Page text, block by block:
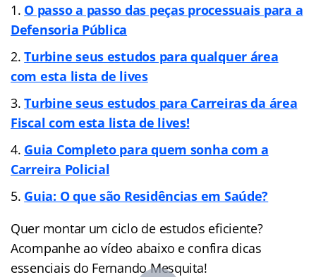
O passo a passo das peças processuais para a
Defensoria Pública
Turbine seus estudos para qualquer área
com esta lista de lives
Turbine seus estudos para Carreiras da área
Fiscal com esta lista de lives!
Guia Completo para quem sonha com a
Carreira Policial
Guia: O que são Residências em Saúde?
Quer montar um ciclo de estudos eficiente?
Acompanhe ao vídeo abaixo e confira dicas
essenciais do Fernando Mesquita!